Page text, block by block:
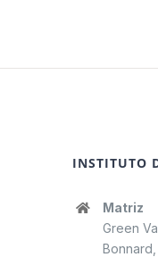
INSTITUTO
Matriz
Green